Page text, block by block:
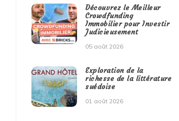
Découvrez le Meilleur
Crowdfunding
Immobilier pour Investir
Judicieusement
05 août 2026
Exploration de la
richesse de la littérature
suédoise
01 août 2026